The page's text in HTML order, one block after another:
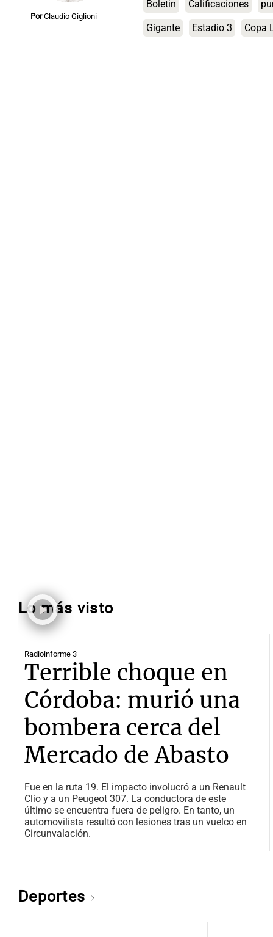
Por Claudio Giglioni
Boletin Calificaciones
Gigante Estadio 3 Copa
Lo más visto
Radioinforme 3
Terrible choque en
Córdoba: murió una
bombera cerca del
Mercado de Abasto
Fue en la ruta 19. El impacto involucró a un Renault
Clio y a un Peugeot 307. La conductora de este
último se encuentra fuera de peligro. En tanto, un
automovilista resultó con lesiones tras un vuelco en
Circunvalación.
Deportes